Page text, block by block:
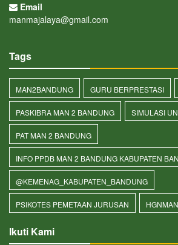
Email
manmajalaya@gmail.com
Tags
MAN2BANDUNG GURU BERPRESTASI
PASKIBRA MAN 2 BANDUNG SIMULASI
PAT MAN 2 BANDUNG
INFO PPDB MAN 2 BANDUNG KABUPATEN
@KEMENAG_KABUPATEN_BANDUNG
PSIKOTES PEMETAAN JURUSAN
Ikuti Kami